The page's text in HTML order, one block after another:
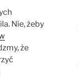
Nie, żeby
że